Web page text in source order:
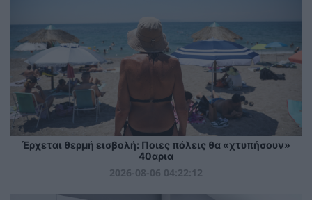
Έρχεται θερμή εισβολή: Ποιες πόλεις θα «χτυπήσουν»
40αρια
2026-08-06 04:22:12